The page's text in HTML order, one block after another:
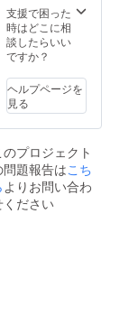
荷時期
が遅れ
る場合
があり
支援で困った
時はどこに相
談したらいい
ですか？
ヘルプページを
見る
のプロジェクト
問題報告はこち
よりお問い合わ
ください